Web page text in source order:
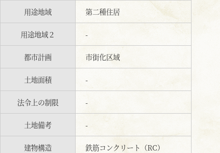
用途地域 第二種住居
用途地域２ -
都市計画 市街化区域
土地面積 -
法令上の制限 -
土地備考 -
建物構造 鉄筋コンクリート（RC）